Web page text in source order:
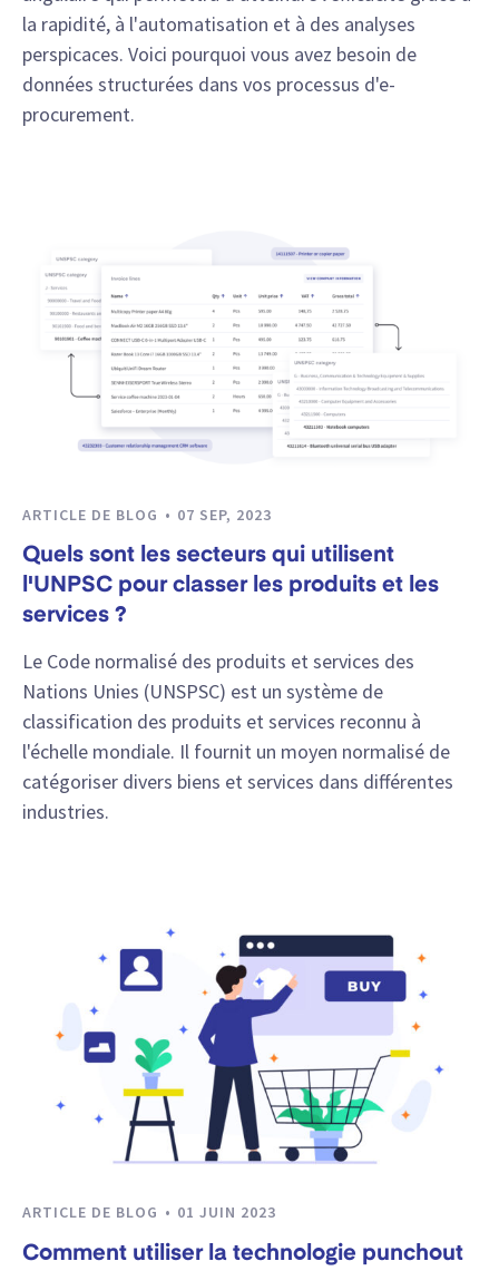
la rapidité, à l'automatisation et à des analyses
perspicaces. Voici pourquoi vous avez besoin de
données structurées dans vos processus d'e-
procurement.
ARTICLE DE BLOG 07 SEP, 2023
Quels sont les secteurs qui utilisent
l'UNPSC pour classer les produits et les
services ?
Le Code normalisé des produits et services des
Nations Unies (UNSPSC) est un système de
classification des produits et services reconnu à
l'échelle mondiale. Il fournit un moyen normalisé de
catégoriser divers biens et services dans différentes
industries.
ARTICLE DE BLOG 01 JUIN 2023
Comment utiliser la technologie punchout